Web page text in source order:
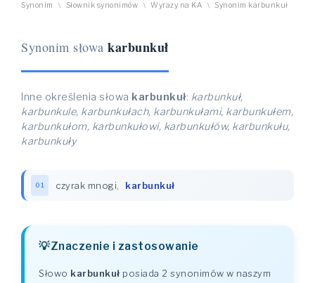
Synonim \ Słownik synonimów \ Wyrazy na KA \ Synonim karbunkuł
Synonim słowa karbunkuł
Inne określenia słowa karbunkuł: karbunkuł,
karbunkule, karbunkułach, karbunkułami, karbunkułem,
karbunkułom, karbunkułowi, karbunkułów, karbunkułu,
karbunkuły
01 czyrak mnogi karbunkuł
Znaczenie i zastosowanie
Słowo karbunkuł posiada 2 synonimów w naszym